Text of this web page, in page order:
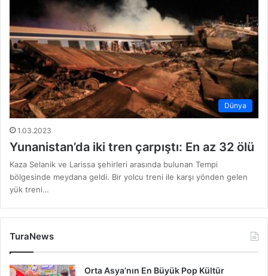
Dünya
1.03.2023
Yunanistan’da iki tren çarpıştı: En az 32 ölü
Kaza Selanik ve Larissa şehirleri arasında bulunan Tempi
bölgesinde meydana geldi. Bir yolcu treni ile karşı yönden gelen
yük treni…
TuraNews
Orta Asya’nın En Büyük Pop Kültür